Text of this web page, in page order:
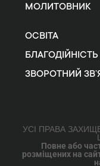
МОЛИТОВНИК
ОСВІТА
БЛАГОДІЙНІСТЬ
ЗВОРОТНИЙ
УСІ ПРАВА
Повне або
розміщених на